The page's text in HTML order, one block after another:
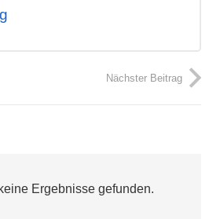
Nächster Beitrag
Ergebnisse gefunden.